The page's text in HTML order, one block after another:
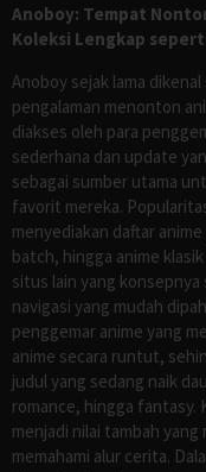
Anoboy: Tempat
Koleksi Lengkap
Anoboy sejak lama
pengalaman menonton
diakses oleh para
sederhana dan update
sebagai sumber utama
favorit mereka.
menyediakan daftar
batch, hingga anime
situs lain yang
navigasi yang mudah
penggemar anime yang
anime secara runtut,
judul yang sedang naik
romance, hingga fantasy.
menjadi nilai tambah
memahami alur cerita.